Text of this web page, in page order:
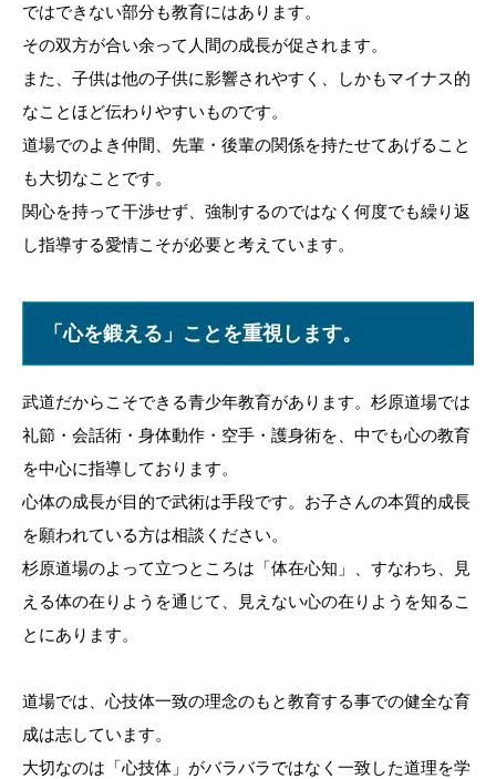
ではできない部分も教育にはあります。
その双方が合い余って人間の成長が促されます。
また、子供は他の子供に影響されやすく、しかもマイナス的
なことほど伝わりやすいものです。
道場でのよき仲間、先輩・後輩の関係を持たせてあげること
も大切なことです。
関心を持って干渉せず、強制するのではなく何度でも繰り返
し指導する愛情こそが必要と考えています。
「心を鍛える」ことを重視します。
武道だからこそできる青少年教育があります。杉原道場では
礼節・会話術・身体動作・空手・護身術を、中でも心の教育
を中心に指導しております。
心体の成長が目的で武術は手段です。 お子さんの本質的成長
を願われている方は相談ください。
杉原道場のよって立つところは「体在心知」、すなわち、見
える体の在りようを通じて、見えない心の在りようを知るこ
とにあります。
道場では、心技体一致の理念のもと教育する事での健全な育
成は志しています。
大切なのは「心技体」がバラバラではなく一致した道理を学